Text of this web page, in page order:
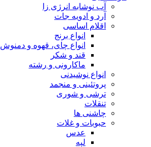
آب نوشابه انرژی زا
آرد و ادویه جات
اقلام اساسی
انواع برنج
انواع چای، قهوه و دمنوش
قند و شکر
ماکارونی و رشته
انواع نوشیدنی
پروتئینی و منجمد
ترشی و شوری
تنقلات
چاشنی ها
حبوبات و غلات
عدس
لپه